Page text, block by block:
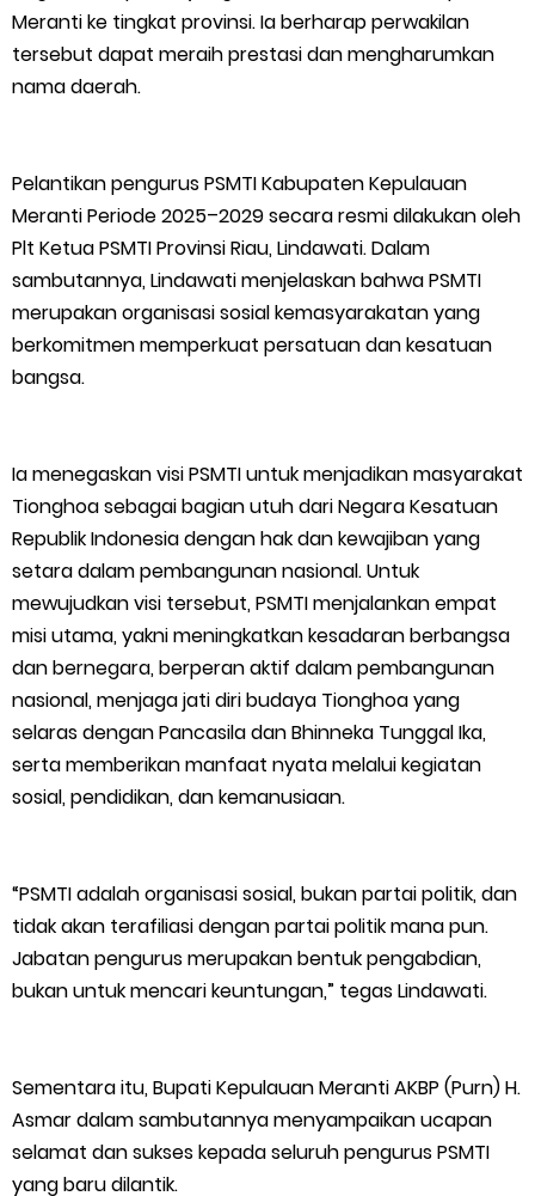
Polres Kepulauan Meranti Gelar Ekspedisi Merah Putih" Jalin
PLN Selat Panjang Minta Maaf, Janji Datangkan Mesin Sewa
Warga Kecamatan Merbau dan Kecamatan Putri Puyu Tuntut
PLN: Hentikan Pemadaman dan Beri Kompensasi
Masyarakat Desa Se- Kecamatan Merbau Datangi PLTG
Melibur
Danposal Selatpanjang BersamaPersonel Pos TNI Angkatan
Laut (Posal) Selatpanjang melaksanakan kegiatan sosial
berupa pengecatan dua unit rumah warga di kawasan
Meranti ke tingkat provinsi. Ia berharap perwakilan
tersebut dapat meraih prestasi dan mengharumkan
nama daerah.
Pelantikan pengurus PSMTI Kabupaten Kepulauan
Meranti Periode 2025–2029 secara resmi dilakukan oleh
Plt Ketua PSMTI Provinsi Riau, Lindawati. Dalam
sambutannya, Lindawati menjelaskan bahwa PSMTI
merupakan organisasi sosial kemasyarakatan yang
berkomitmen memperkuat persatuan dan kesatuan
bangsa.
Ia menegaskan visi PSMTI untuk menjadikan masyarakat
Tionghoa sebagai bagian utuh dari Negara Kesatuan
Republik Indonesia dengan hak dan kewajiban yang
setara dalam pembangunan nasional. Untuk
mewujudkan visi tersebut, PSMTI menjalankan empat
misi utama, yakni meningkatkan kesadaran berbangsa
dan bernegara, berperan aktif dalam pembangunan
nasional, menjaga jati diri budaya Tionghoa yang
selaras dengan Pancasila dan Bhinneka Tunggal Ika,
serta memberikan manfaat nyata melalui kegiatan
sosial, pendidikan, dan kemanusiaan.
“PSMTI adalah organisasi sosial, bukan partai politik, dan
tidak akan terafiliasi dengan partai politik mana pun.
Jabatan pengurus merupakan bentuk pengabdian,
bukan untuk mencari keuntungan,” tegas Lindawati.
Sementara itu, Bupati Kepulauan Meranti AKBP (Purn) H.
Asmar dalam sambutannya menyampaikan ucapan
selamat dan sukses kepada seluruh pengurus PSMTI
yang baru dilantik.